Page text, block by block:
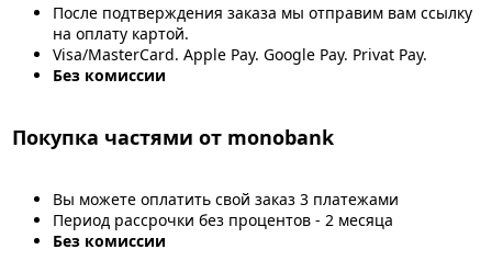
После подтверждения заказа мы отправим вам ссылку
на оплату картой.
Visa/MasterCard. Apple Pay. Google Pay. Privat Pay.
Без комиссии
Покупка частями от monobank
Вы можете оплатить свой заказ 3 платежами
Период рассрочки без процентов - 2 месяца
Без комиссии